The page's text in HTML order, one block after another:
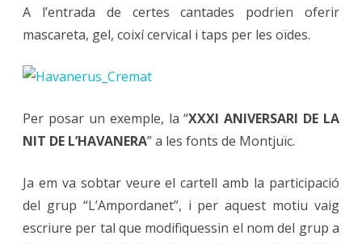
A l’entrada de certes cantades podrien oferir
mascareta, gel, coixí cervical i taps per les oïdes.
Per posar un exemple, la “XXXI ANIVERSARI DE LA
NIT DE L’HAVANERA” a les fonts de Montjuïc.
Ja em va sobtar veure el cartell amb la participació
del grup “L’Ampordanet”, i per aquest motiu vaig
escriure per tal que modifiquessin el nom del grup a